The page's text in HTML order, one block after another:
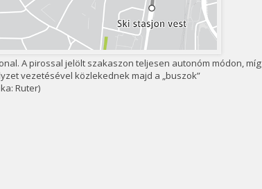
A pirossal jelölt szakaszon teljesen autonóm módon, míg
vezetésével közlekednek majd a „buszok”
Ruter)